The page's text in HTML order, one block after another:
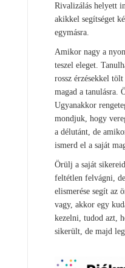
Rivalizálás helyett
akikkel segítséget
egymásra.
Amikor nagy a
teszel eleget.
rossz érzésekkel
magad a tanulásra.
Ugyanakkor
mondjuk, hogy
a délutánt, de
ismerd el a saját
Örülj a saját
feltétlen felvágni,
elismerése segít az
vagy, akkor egy
kezelni, tudod azt,
sikerült, de majd